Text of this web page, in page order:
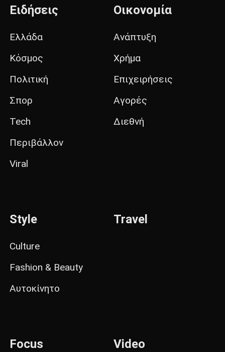
Ειδήσεις
Ελλάδα
Κόσμος
Πολιτική
Σπορ
Tech
Περιβάλλον
Viral
Οικονομία
Ανάπτυξη
Χρήμα
Επιχειρήσεις
Αγορές
Διεθνή
Style
Culture
Fashion & Beauty
Αυτοκίνητο
Travel
Focus Video